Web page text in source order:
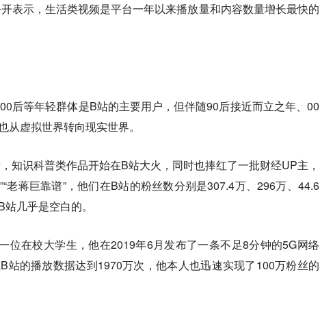
表示，生活类视频是平台一年以来播放量和内容数量增长最快的
后等年轻群体是B站的主要用户，但伴随90后接近而立之年、00
虚拟世界转向现实世界。
知识科普类作品开始在B站大火，同时也捧红了一批财经UP主，
老蒋巨靠谱”，他们在B站的粉丝数分别是307.4万、296万、44.6
几乎是空白的。
位在校大学生，他在2019年6月发布了一条不足8分钟的5G网络
站的播放数据达到1970万次，他本人也迅速实现了100万粉丝的